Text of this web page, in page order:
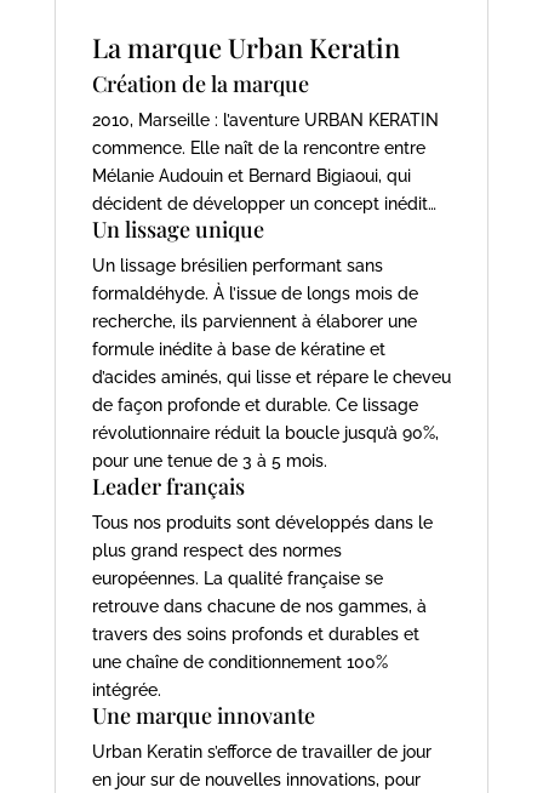
La marque Urban Keratin
Création de la marque
2010, Marseille : l’aventure URBAN KERATIN
commence. Elle naît de la rencontre entre
Mélanie Audouin et Bernard Bigiaoui, qui
décident de développer un concept inédit…
Un lissage unique
Un lissage brésilien performant sans
formaldéhyde. À l’issue de longs mois de
recherche, ils parviennent à élaborer une
formule inédite à base de kératine et
d’acides aminés, qui lisse et répare le cheveu
de façon profonde et durable. Ce lissage
révolutionnaire réduit la boucle jusqu’à 90%,
pour une tenue de 3 à 5 mois.
Leader français
Tous nos produits sont développés dans le
plus grand respect des normes
européennes. La qualité française se
retrouve dans chacune de nos gammes, à
travers des soins profonds et durables et
une chaîne de conditionnement 100%
intégrée.
Une marque innovante
Urban Keratin s’efforce de travailler de jour
en jour sur de nouvelles innovations, pour